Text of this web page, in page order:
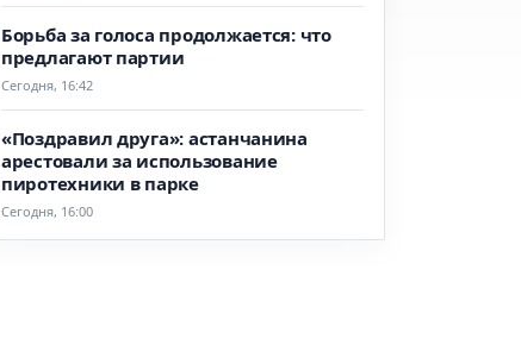
Борьба за голоса продолжается: что
предлагают партии
Сегодня, 16:42
«Поздравил друга»: астанчанина
арестовали за использование
пиротехники в парке
Сегодня, 16:00